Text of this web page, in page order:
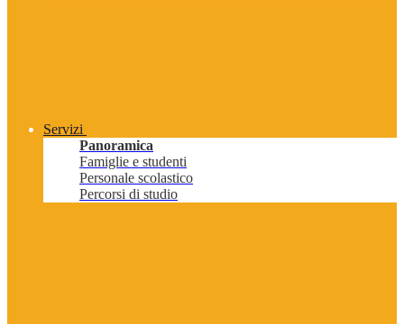
Servizi
Panoramica
Famiglie e studenti
Personale scolastico
Percorsi di studio